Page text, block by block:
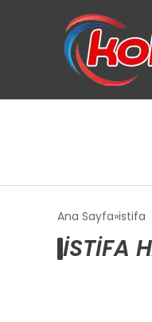
Ana Sayfa istifa
ISTIFA